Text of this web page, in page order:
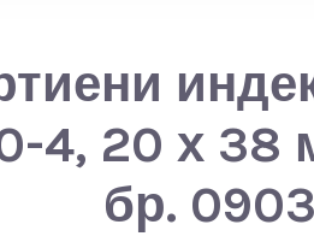
4, 20 х 38
бр.